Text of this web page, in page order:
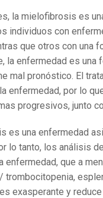
la mielofibrosis es
individuos con
que otros con una
la enfermedad es
mal pronóstico. El
enfermedad, por lo
progresivos, junto
es una enfermedad
lo tanto, los análisis
enfermedad, que a
exasperante y